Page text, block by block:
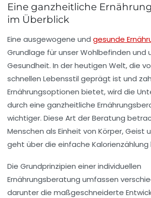
Eine ganzheitliche
im Überblick
Eine ausgewogene und gesunde
Grundlage für unserWohlbefinden und
Gesundheit. In der heutigen Welt, die
schnellen Lebensstil geprägt ist und
Ernährungsoptionen bietet, wird die
durch eine ganzheitliche
wichtiger. Diese Art der Beratung
Menschen als Einheit von Körper,Geist
geht über die einfache Kalorienzählung
Die Grundprinzipien einer individuellen
Ernährungsberatung umfassen
darunter die maßgeschneiderte